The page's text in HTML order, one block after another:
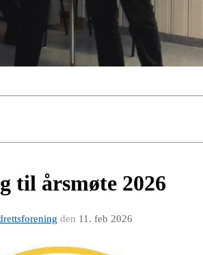
til årsmøte 2026
den 11. feb 2026